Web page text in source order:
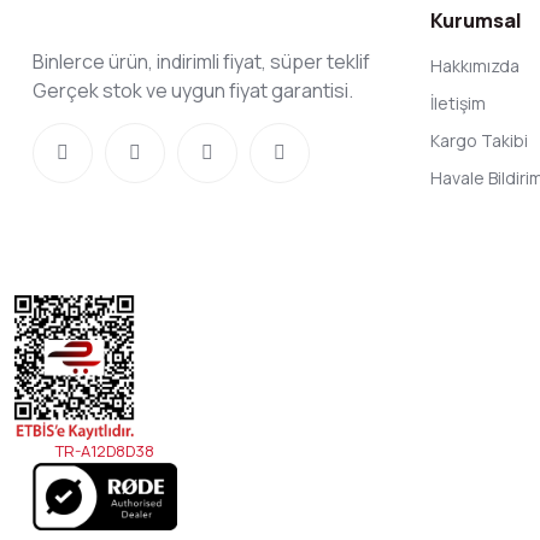
Binlerce ürün, indirimli fiyat, süper teklif
Gerçek stok ve uygun fiyat garantisi.
Kurumsal
Hakkımızda
İletişim
Kargo Takibi
Havale
TR-A12D8D38